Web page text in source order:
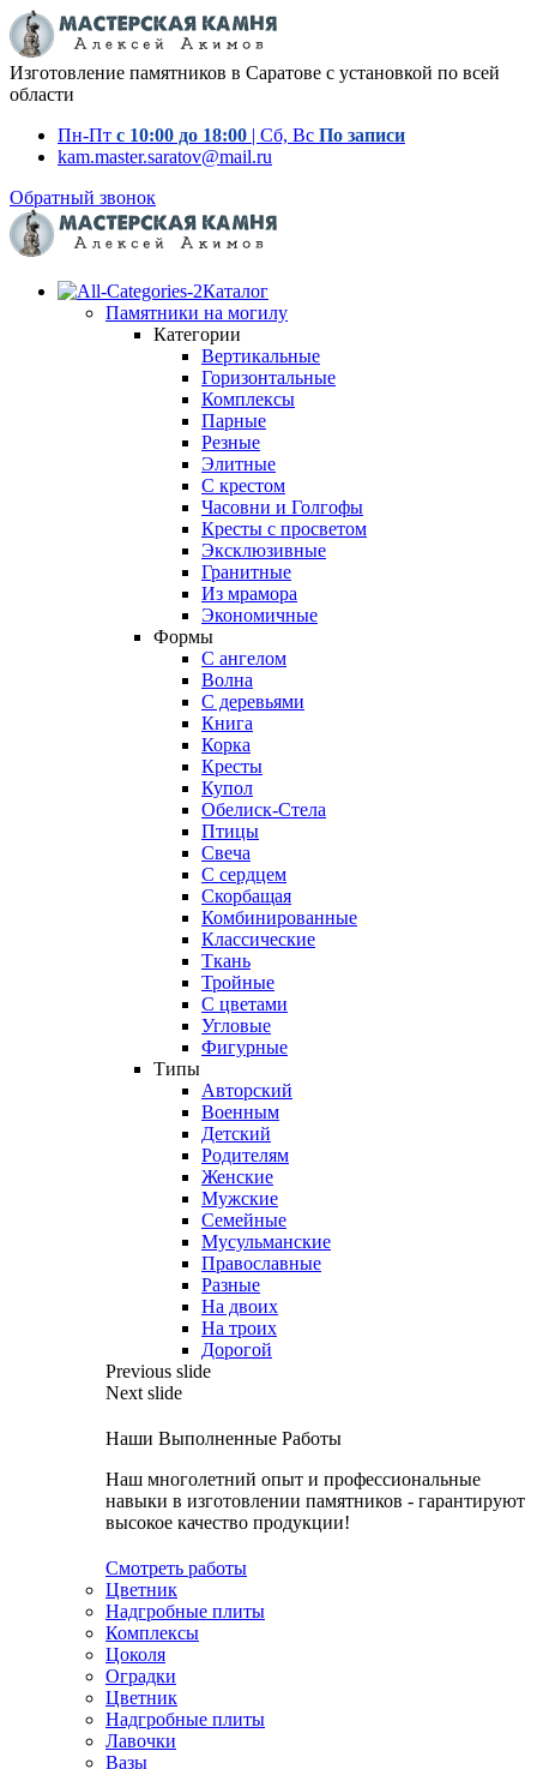
Изготовление памятников в Саратове с установкой по всей
области
Пн-Пт с 10:00 до 18:00 | Сб, Вс По записи
kam.master.saratov@mail.ru
Обратный звонок
Каталог
Памятники на могилу
Категории
Вертикальные
Горизонтальные
Комплексы
Парные
Резные
Элитные
С крестом
Часовни и Голгофы
Кресты с просветом
Эксклюзивные
Гранитные
Из мрамора
Экономичные
Формы
С ангелом
Волна
С деревьями
Книга
Корка
Кресты
Купол
Обелиск-Стела
Птицы
Свеча
С сердцем
Скорбащая
Комбинированные
Классические
Ткань
Тройные
С цветами
Угловые
Фигурные
Типы
Авторский
Военным
Детский
Родителям
Женские
Мужские
Семейные
Мусульманские
Православные
Разные
На двоих
На троих
Дорогой
Previous slide
Next slide
Наши Выполненные Работы
Наш многолетний опыт и профессиональные
навыки в изготовлении памятников - гарантируют
высокое качество продукции!
Смотреть работы
Цветник
Надгробные плиты
Комплексы
Цоколя
Оградки
Цветник
Надгробные плиты
Лавочки
Вазы